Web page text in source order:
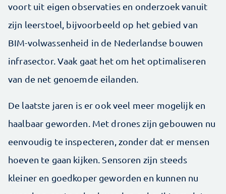
voort uit eigen observaties en onderzoek vanuit
zijn leerstoel, bijvoorbeeld op het gebied van
BIM-volwassenheid in de Nederlandse bouwen
infrasector. Vaak gaat het om het optimaliseren
van de net genoemde eilanden.
De laatste jaren is er ook veel meer mogelijk en
haalbaar geworden. Met drones zijn gebouwen nu
eenvoudig te inspecteren, zonder dat er mensen
hoeven te gaan kijken. Sensoren zijn steeds
kleiner en goedkoper geworden en kunnen nu